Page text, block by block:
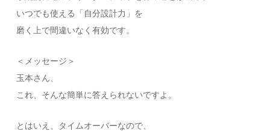
いつでも使える「自分設計力」 を
磨く上で間違いなく有効です。
＜メッセージ＞
玉本さん、
これ、そんな簡単に答えられないですよ。
とはいえ、タイムオーバーなので、